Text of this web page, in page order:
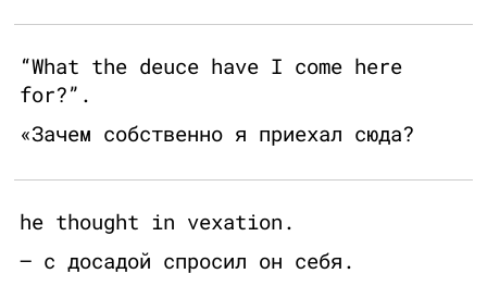
“What the deuce have I come here
for?”.
«Зачем собственно я приехал сюда?
he thought in vexation.
– с досадой спросил он себя.